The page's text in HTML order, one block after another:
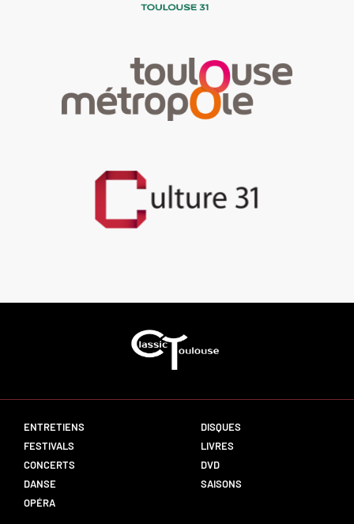
ENTRETIENS
FESTIVALS
CONCERTS
DANSE
OPÉRA
DISQUES
LIVRES
DVD
SAISONS